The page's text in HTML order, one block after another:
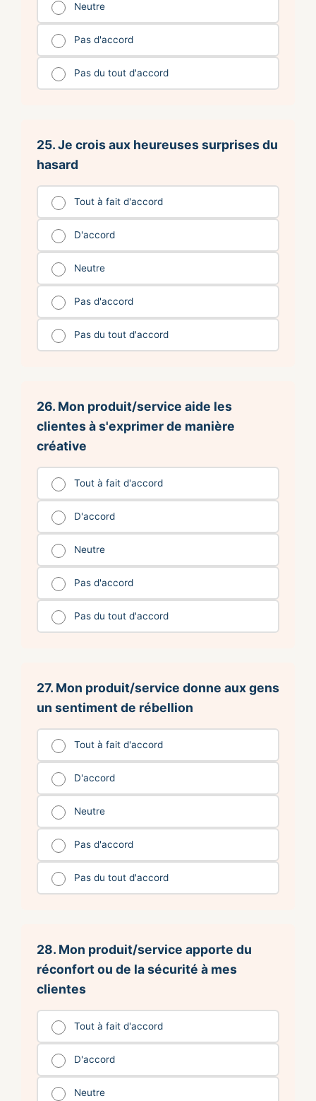
Neutre
Pas d'accord
Pas du tout d'accord
25. Je crois aux heureuses surprises du
hasard
Tout à fait d'accord
D'accord
Neutre
Pas d'accord
Pas du tout d'accord
26. Mon produit/service aide les
clientes à s'exprimer de manière
créative
Tout à fait d'accord
D'accord
Neutre
Pas d'accord
Pas du tout d'accord
27. Mon produit/service donne aux gens
un sentiment de rébellion
Tout à fait d'accord
D'accord
Neutre
Pas d'accord
Pas du tout d'accord
28. Mon produit/service apporte du
réconfort ou de la sécurité à mes
clientes
Tout à fait d'accord
D'accord
Neutre